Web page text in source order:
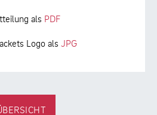
als PDF
Logo als JPG